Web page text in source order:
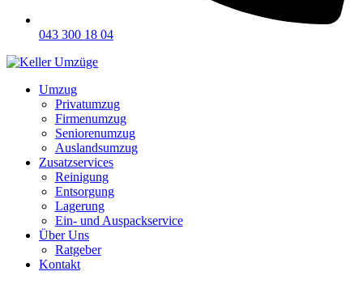
043 300 18 04
Umzug
Privatumzug
Firmenumzug
Seniorenumzug
Auslandsumzug
Zusatzservices
Reinigung
Entsorgung
Lagerung
Ein- und Auspackservice
Über Uns
Ratgeber
Kontakt